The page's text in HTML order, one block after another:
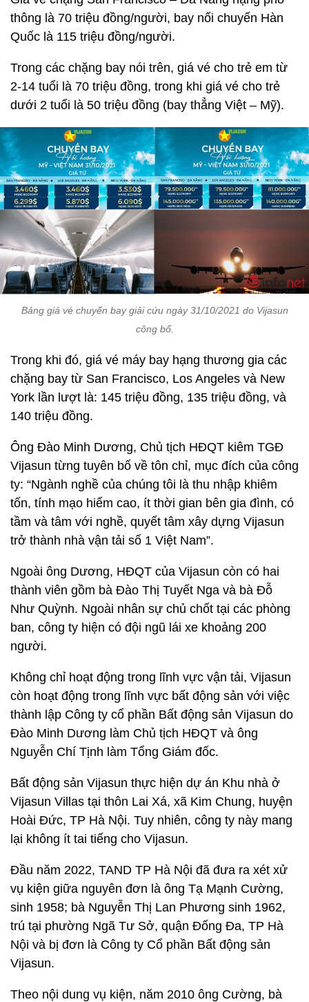
thông là 70 triệu đồng/người, bay nối chuyến Hàn
Quốc là 115 triệu đồng/người.
Trong các chặng bay nói trên, giá vé cho trẻ em từ
2-14 tuổi là 70 triệu đồng, trong khi giá vé cho trẻ
dưới 2 tuổi là 50 triệu đồng (bay thẳng Việt – Mỹ).
Bảng giá vé chuyến bay giải cứu ngày 31/10/2021 do Vijasun
công bố.
Trong khi đó, giá vé máy bay hạng thương gia các
chặng bay từ San Francisco, Los Angeles và New
York lần lượt là: 145 triệu đồng, 135 triệu đồng, và
140 triệu đồng.
Ông Đào Minh Dương, Chủ tịch HĐQT kiêm TGĐ
Vijasun từng tuyên bố về tôn chỉ, mục đích của công
ty: “Ngành nghề của chúng tôi là thu nhập khiêm
tốn, tính mạo hiểm cao, ít thời gian bên gia đình, có
tầm và tâm với nghề, quyết tâm xây dựng Vijasun
trở thành nhà vận tải số 1 Việt Nam”.
Ngoài ông Dương, HĐQT của Vijasun còn có hai
thành viên gồm bà Đào Thị Tuyết Nga và bà Đỗ
Như Quỳnh. Ngoài nhân sự chủ chốt tại các phòng
ban, công ty hiện có đội ngũ lái xe khoảng 200
người.
Không chỉ hoạt động trong lĩnh vực vận tải, Vijasun
còn hoạt động trong lĩnh vực bất động sản với việc
thành lập Công ty cổ phần Bất động sản Vijasun do
Đào Minh Dương làm Chủ tịch HĐQT và ông
Nguyễn Chí Tịnh làm Tổng Giám đốc.
Bất động sản Vijasun thực hiện dự án Khu nhà ở
Vijasun Villas tại thôn Lai Xá, xã Kim Chung, huyện
Hoài Đức, TP Hà Nội. Tuy nhiên, công ty này mang
lại không ít tai tiếng cho Vijasun.
Đầu năm 2022, TAND TP Hà Nội đã đưa ra xét xử
vụ kiện giữa nguyên đơn là ông Tạ Mạnh Cường,
sinh 1958; bà Nguyễn Thị Lan Phương sinh 1962,
trú tại phường Ngã Tư Sở, quận Đống Đa, TP Hà
Nội và bị đơn là Công ty Cổ phần Bất động sản
Vijasun.
Theo nội dung vụ kiện, năm 2010 ông Cường, bà